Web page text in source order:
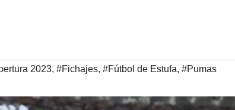
2023, #Fichajes, #Fútbol de Estufa, #Pumas